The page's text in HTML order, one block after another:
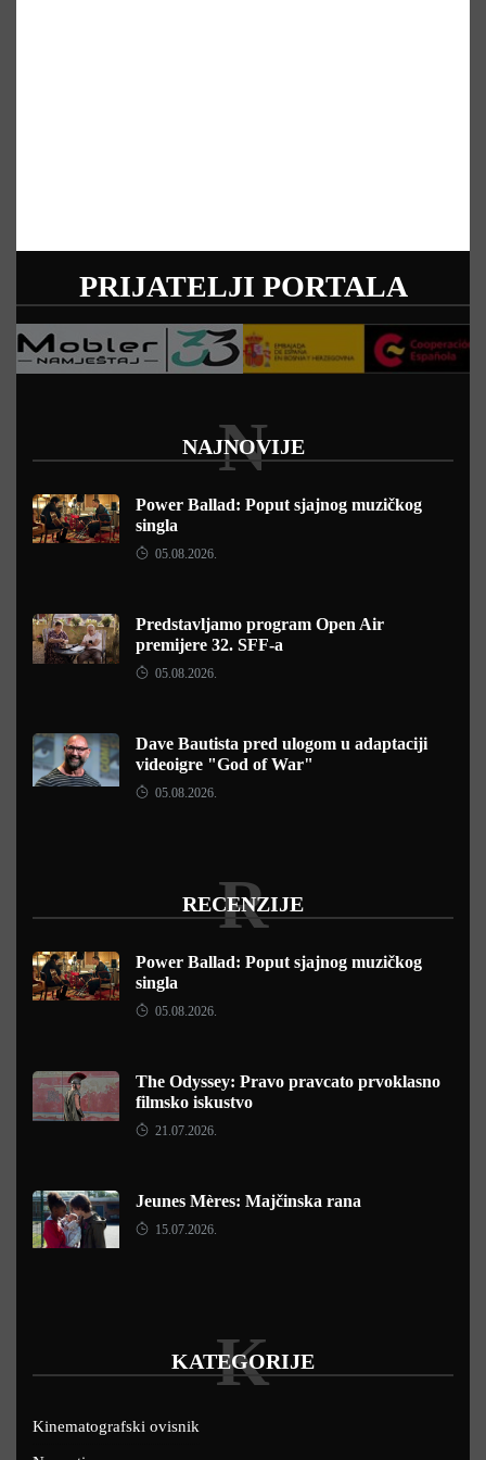
PRIJATELJI PORTALA
NAJNOVIJE
N
Power Ballad: Poput sjajnog muzičkog
singla
05.08.2026.
Predstavljamo program Open Air
premijere 32. SFF-a
05.08.2026.
Dave Bautista pred ulogom u adaptaciji
videoigre "God of War"
05.08.2026.
RECENZIJE
R
Power Ballad: Poput sjajnog muzičkog
singla
05.08.2026.
The Odyssey: Pravo pravcato prvoklasno
filmsko iskustvo
21.07.2026.
Jeunes Mères: Majčinska rana
15.07.2026.
KATEGORIJE
K
Kinematografski ovisnik